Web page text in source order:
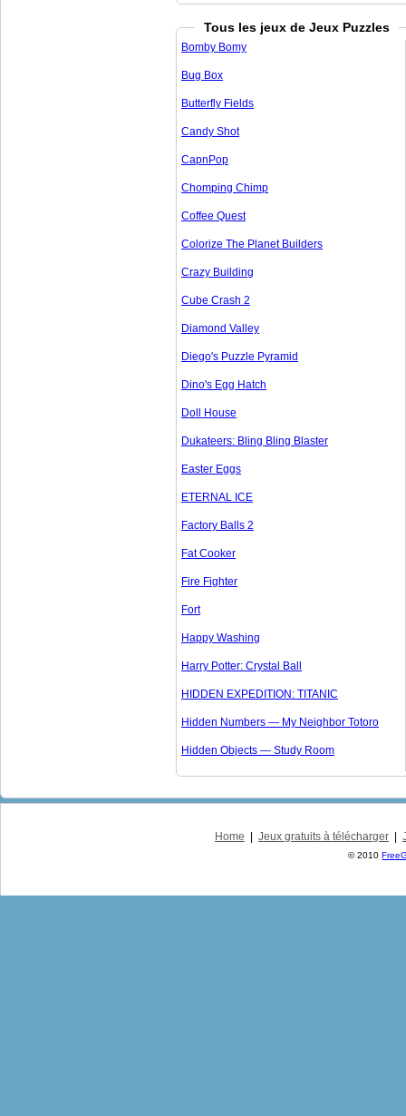
Tous les jeux de Jeux Puzzles
Bomby Bomy
Bug Box
Butterfly Fields
Candy Shot
CapnPop
Chomping Chimp
Coffee Quest
Colorize The Planet Builders
Crazy Building
Cube Crash 2
Diamond Valley
Diego's Puzzle Pyramid
Dino's Egg Hatch
Doll House
Dukateers: Bling Bling Blaster
Easter Eggs
ETERNAL ICE
Factory Balls 2
Fat Cooker
Fire Fighter
Fort
Happy Washing
Harry Potter: Crystal Ball
HIDDEN EXPEDITION: TITANIC
Hidden Numbers — My Neighbor Totoro
Hidden Objects — Study Room
Home Jeux gratuits à télécharger
© 2010